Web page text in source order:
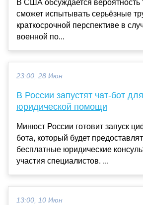
В США обсуждается вероятность
сможет испытывать серьёзные
краткосрочной перспективе в
военной по...
23:00, 28 Июн
В России запустят чат-бот
юридической помощи
Минюст России готовит запуск
бота, который будет
бесплатные юридические
участия специалистов. ...
13:00, 10 Июн